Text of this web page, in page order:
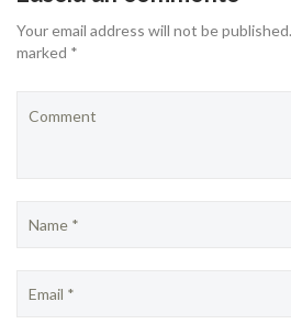
Your email address will not be
marked *